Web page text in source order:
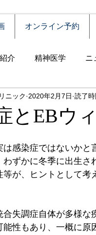
オンライン予約
介 精神医学 ニ
自殺 認知症
摂食障害 強迫
） 睡眠障害
とEBウ
ニック 2020年2月7日 読了
感染症ではないかと
ずかに冬季に出生さ
が、ヒントとして考
合失調症自体が多様な
性もあり、一概に原